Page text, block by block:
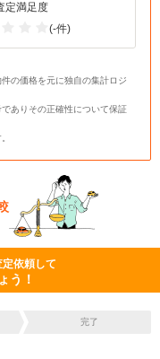
定満足度
(-件)
の価格を元に独自の集計ロジ
ありその正確性について保証
依頼して
う！
完了